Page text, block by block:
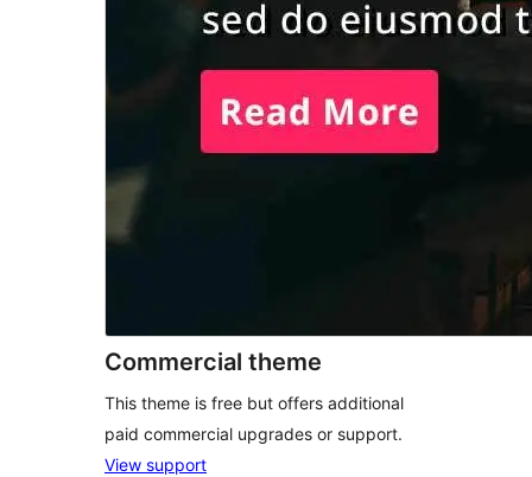
Commercial theme
This theme is free but offers additional
paid commercial upgrades or support.
View support